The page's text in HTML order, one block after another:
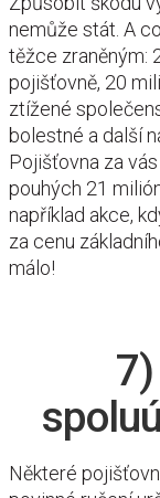
nemůže stát. A
těžce zraněným:
pojišťovně, 20
ztížené
bolestné a další
Pojišťovna za
pouhých 21
například akce,
za cenu
málo!
Některé